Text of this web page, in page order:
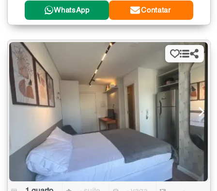
WhatsApp Contatar